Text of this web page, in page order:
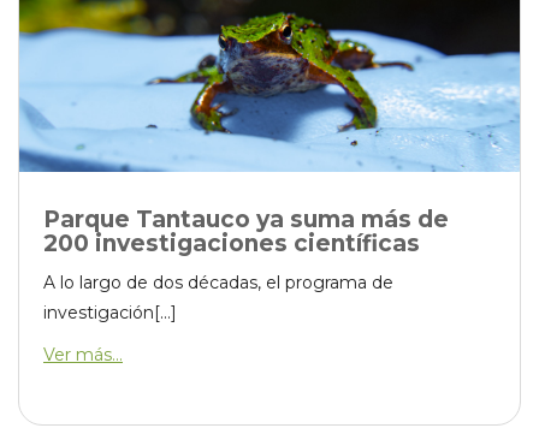
Parque Tantauco ya suma más de
200 investigaciones científicas
A lo largo de dos décadas, el programa de
investigación[...]
Ver más...